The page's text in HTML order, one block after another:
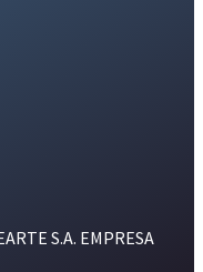
S.A. EMPRESA